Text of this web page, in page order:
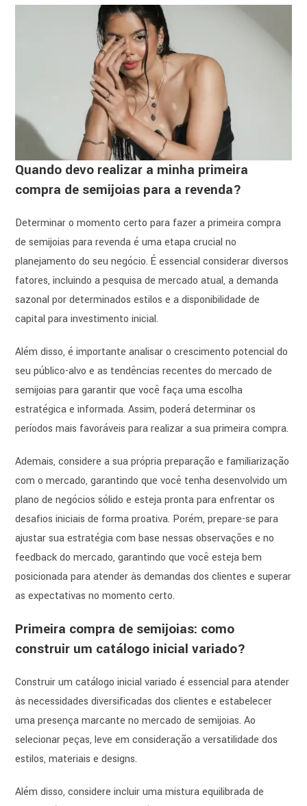
Quando devo realizar a minha primeira
compra de semijoias para a revenda?
Determinar o momento certo para fazer a primeira compra
de semijoias para revenda é uma etapa crucial no
planejamento do seu negócio. É essencial considerar diversos
fatores, incluindo a pesquisa de mercado atual, a demanda
sazonal por determinados estilos e a disponibilidade de
capital para investimento inicial.
Além disso, é importante analisar o crescimento potencial do
seu público-alvo e as tendências recentes do mercado de
semijoias para garantir que você faça uma escolha
estratégica e informada. Assim, poderá determinar os
períodos mais favoráveis para realizar a sua primeira compra.
Ademais, considere a sua própria preparação e familiarização
com o mercado, garantindo que você tenha desenvolvido um
plano de negócios sólido e esteja pronta para enfrentar os
desafios iniciais de forma proativa. Porém, prepare-se para
ajustar sua estratégia com base nessas observações e no
feedback do mercado, garantindo que você esteja bem
posicionada para atender às demandas dos clientes e superar
as expectativas no momento certo.
Primeira compra de semijoias: como
construir um catálogo inicial variado?
Construir um catálogo inicial variado é essencial para atender
às necessidades diversificadas dos clientes e estabelecer
uma presença marcante no mercado de semijoias. Ao
selecionar peças, leve em consideração a versatilidade dos
estilos, materiais e designs.
Além disso, considere incluir uma mistura equilibrada de